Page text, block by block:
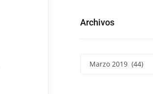
Archivos
Marzo 2019 (44)